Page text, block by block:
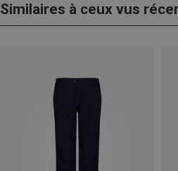
Similaires à ceux vus